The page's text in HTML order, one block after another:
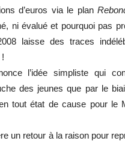
d’euros via le plan
ni évalué et pourquoi pas
laisse des traces
l’idée simpliste qui
des jeunes que par le
tout état de cause pour le
un retour à la raison pour